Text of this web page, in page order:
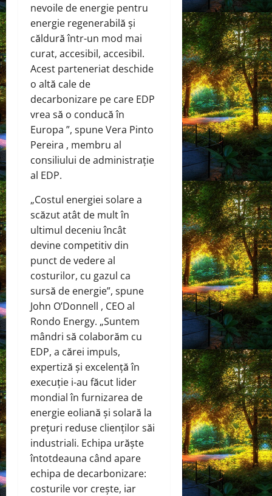
nevoile de energie pentru
energie regenerabilă și
căldură într-un mod mai
curat, accesibil, accesibil.
Acest parteneriat deschide
o altă cale de
decarbonizare pe care EDP
vrea să o conducă în
Europa ”, spune Vera Pinto
Pereira , membru al
consiliului de administrație
al EDP.
„Costul energiei solare a
scăzut atât de mult în
ultimul deceniu încât
devine competitiv din
punct de vedere al
costurilor, cu gazul ca
sursă de energie”, spune
John O’Donnell , CEO al
Rondo Energy. „Suntem
mândri să colaborăm cu
EDP, a cărei impuls,
expertiză și excelență în
execuție i-au făcut lider
mondial în furnizarea de
energie eoliană și solară la
prețuri reduse clienților săi
industriali. Echipa urăște
întotdeauna când apare
echipa de decarbonizare:
costurile vor crește, iar